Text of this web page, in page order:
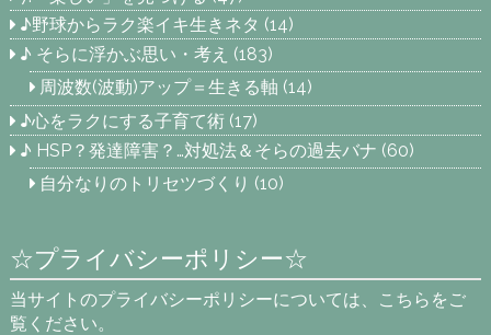
♪野球からラク楽イキ生きネタ (14)
♪ そらに浮かぶ思い・考え (183)
周波数(波動)アップ＝生きる軸 (14)
♪心をラクにする子育て術 (17)
♪ HSP？発達障害？…対処法＆そらの過去バナ (60)
自分なりのトリセツづくり (10)
☆プライバシーポリシー☆
当サイトのプライバシーポリシーについては、こちらをご
覧ください。